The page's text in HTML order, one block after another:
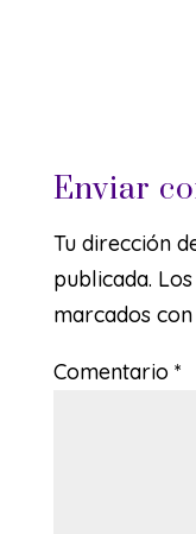
Enviar
Tu dirección
publicada.
marcados con
Comentario *